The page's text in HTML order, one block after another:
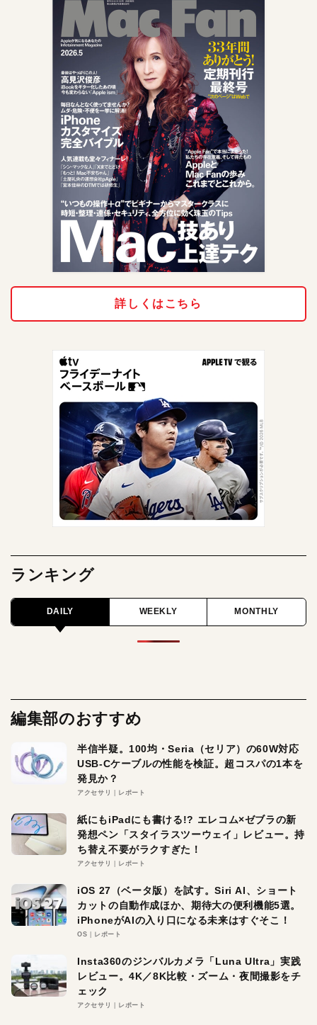
詳しくはこちら
ランキング
DAILY WEEKLY MONTHLY
編集部のおすすめ
半信半疑。100均・Seria（セリア）の60W対応
USB-Cケーブルの性能を検証。超コスパの1本を
発見か？
アクセサリ レポート
紙にもiPadにも書ける!? エレコム×ゼブラの新
発想ペン「スタイラスツーウェイ」レビュー。持
ち替え不要がラクすぎた！
アクセサリ レポート
iOS 27（ベータ版）を試す。Siri AI、ショート
カットの自動作成ほか、期待大の便利機能5選。
iPhoneがAIの入り口になる未来はすぐそこ！
OS レポート
Insta360のジンバルカメラ「Luna Ultra」実践
レビュー。4K／8K比較・ズーム・夜間撮影をチ
ェック
アクセサリ レポート